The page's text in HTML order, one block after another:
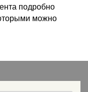
подробно
можно